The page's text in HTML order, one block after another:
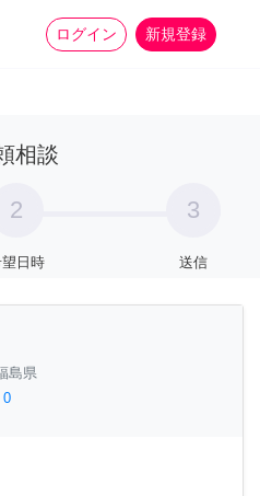
ログイン 新規登録
家事 more_horiz
相談
2
日時
3
送信
島県
0